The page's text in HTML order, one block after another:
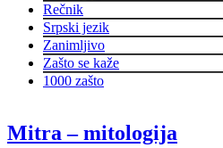
Rečnik
Srpski jezik
Zanimljivo
Zašto se kaže
1000 zašto
Mitra – mitologija